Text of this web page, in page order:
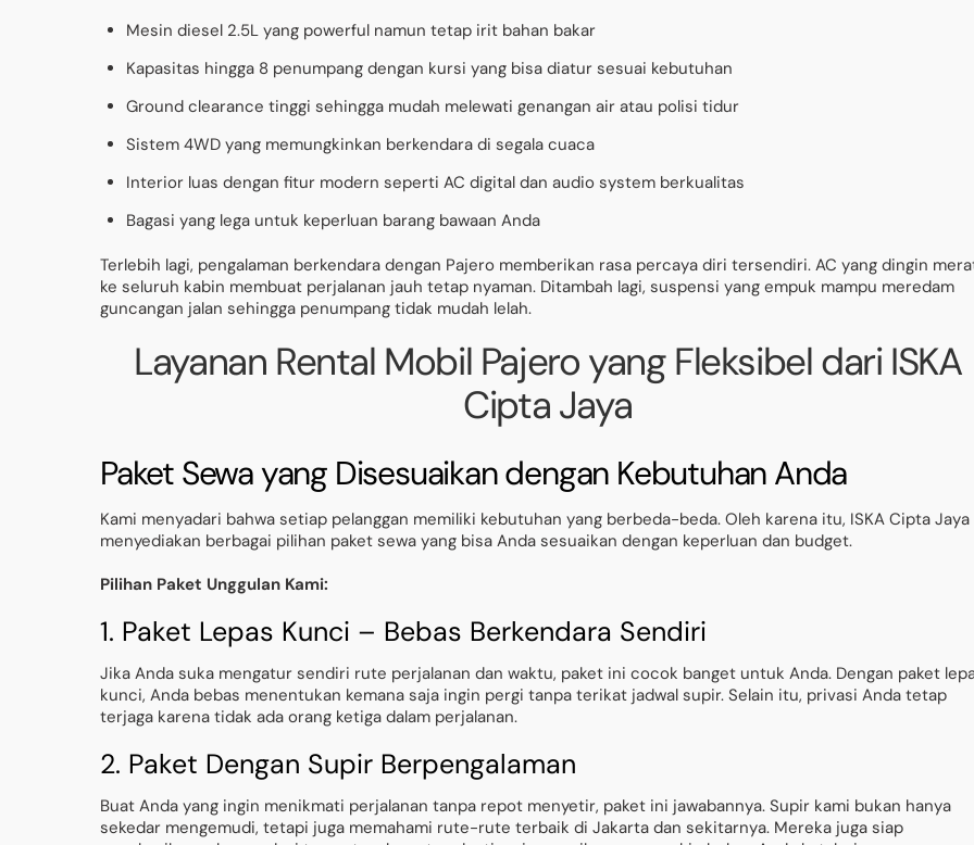
Mesin diesel 2.5L yang powerful namun tetap irit bahan bakar
Kapasitas hingga 8 penumpang dengan kursi yang bisa diatur sesuai kebutuhan
Ground clearance tinggi sehingga mudah melewati genangan air atau polisi tidur
Sistem 4WD yang memungkinkan berkendara di segala cuaca
Interior luas dengan fitur modern seperti AC digital dan audio system berkualitas
Bagasi yang lega untuk keperluan barang bawaan Anda
Terlebih lagi, pengalaman berkendara dengan Pajero memberikan rasa percaya diri tersendiri. AC yang dingin
ke seluruh kabin membuat perjalanan jauh tetap nyaman. Ditambah lagi, suspensi yang empuk mampu meredam
guncangan jalan sehingga penumpang tidak mudah lelah.
Layanan Rental Mobil Pajero yang Fleksibel dari ISKA
Cipta Jaya
Paket Sewa yang Disesuaikan dengan Kebutuhan Anda
Kami menyadari bahwa setiap pelanggan memiliki kebutuhan yang berbeda-beda. Oleh karena itu, ISKA Cipta Jaya
menyediakan berbagai pilihan paket sewa yang bisa Anda sesuaikan dengan keperluan dan budget.
Pilihan Paket Unggulan Kami:
1. Paket Lepas Kunci – Bebas Berkendara Sendiri
Jika Anda suka mengatur sendiri rute perjalanan dan waktu, paket ini cocok banget untuk Anda. Dengan paket
kunci, Anda bebas menentukan kemana saja ingin pergi tanpa terikat jadwal supir. Selain itu, privasi Anda tetap
terjaga karena tidak ada orang ketiga dalam perjalanan.
2. Paket Dengan Supir Berpengalaman
Buat Anda yang ingin menikmati perjalanan tanpa repot menyetir, paket ini jawabannya. Supir kami bukan hanya
sekedar mengemudi, tetapi juga memahami rute-rute terbaik di Jakarta dan sekitarnya. Mereka juga siap